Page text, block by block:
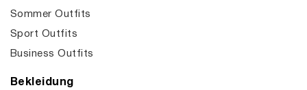
Sommer Outfits
Sport Outfits
Business Outfits
Bekleidung